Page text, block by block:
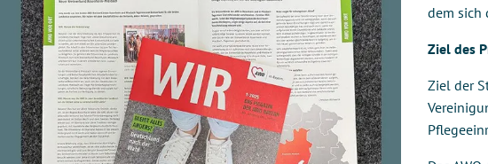
dem sich
Ziel des
Ziel der